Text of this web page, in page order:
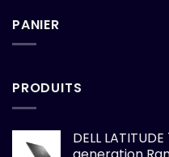
PANIER
PRODUITS
DELL